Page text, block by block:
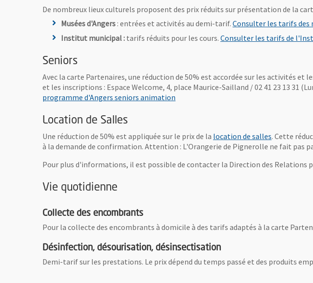
De nombreux lieux culturels proposent des prix réduits sur présentation de la
Musées d'Angers : entrées et activités au demi-tarif. Consulter les tarifs des
Institut municipal : tarifs réduits pour les cours. Consulter les tarifs de
Seniors
Avec la carte Partenaires, une réduction de 50% est accordée sur les activités et
et les inscriptions : Espace Welcome, 4, place Maurice-Sailland / 02 41 23 13 31
programme d'Angers seniors animation
Location de Salles
Une réduction de 50% est appliquée sur le prix de la location de salles. Cette
à la demande de confirmation. Attention : L'Orangerie de Pignerolle ne fait pas
Pour plus d'informations, il est possible de contacter la Direction des Relations
Vie quotidienne
Collecte des encombrants
Pour la collecte des encombrants à domicile à des tarifs adaptés à la carte
Désinfection, désourisation, désinsectisation
Demi-tarif sur les prestations. Le prix dépend du temps passé et des produits